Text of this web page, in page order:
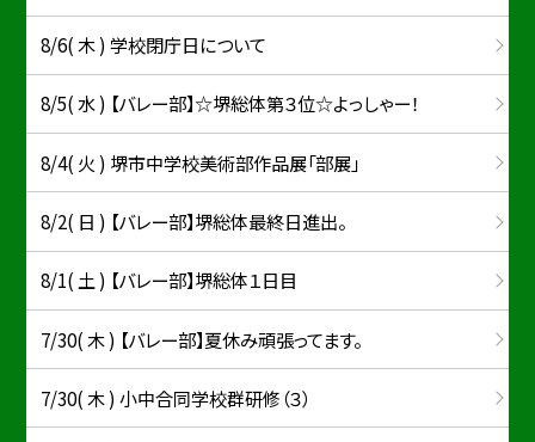
8/6( 木 ) 学校閉庁日について
8/5( 水 ) 【バレー部】☆堺総体第３位☆よっしゃー！
8/4( 火 ) 堺市中学校美術部作品展「部展」
8/2( 日 ) 【バレー部】堺総体最終日進出。
8/1( 土 ) 【バレー部】堺総体１日目
7/30( 木 ) 【バレー部】夏休み頑張ってます。
7/30( 木 ) 小中合同学校群研修（３）